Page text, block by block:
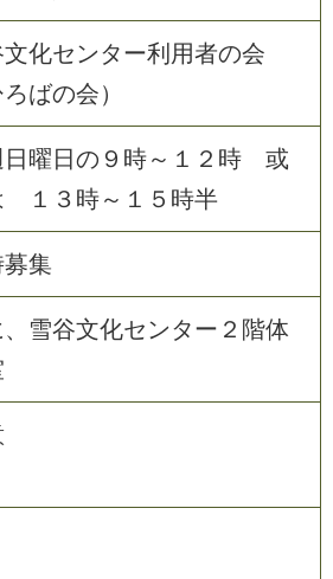
文化センター利 用者の会
ろばの会）
日 曜 日 の ９ 時～ １ ２ 時
或
１ ３ 時～ １ ５ 時半
募集
、 雪谷文化センター ２ 階体